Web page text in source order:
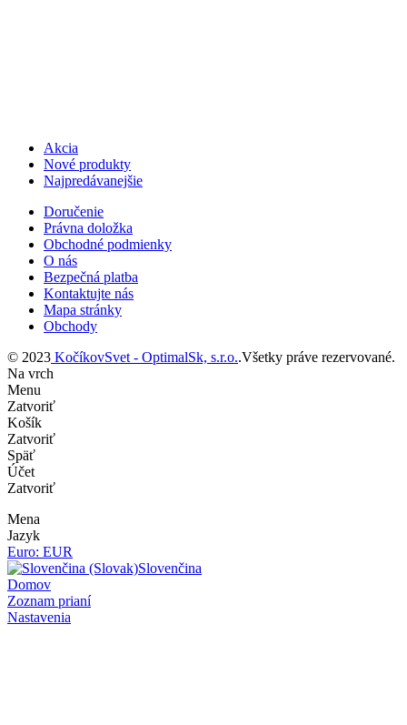
Akcia
Nové produkty
Najpredávanejšie
Doručenie
Právna doložka
Obchodné podmienky
O nás
Bezpečná platba
Kontaktujte nás
Mapa stránky
Obchody
© 2023 KočíkovSvet - OptimalSk, s.r.o..Všetky práve rezervované.
Na vrch
Menu
Zatvoriť
Košík
Zatvoriť
Späť
Účet
Zatvoriť
Mena
Jazyk
Euro: EUR
Slovenčina
Domov
Zoznam prianí
Nastavenia